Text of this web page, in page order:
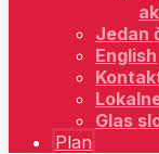
Jedan
English
Glas
Plan